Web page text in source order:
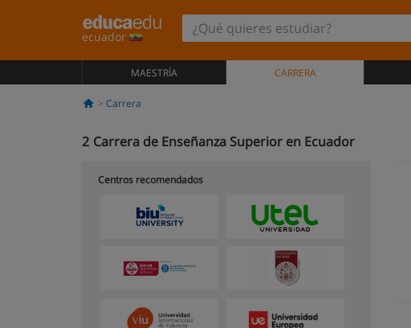
ecuador
MAESTRÍA CARRERA
Carrera
2 Carrera de Enseñanza Superior en Ecuador
Centros recomendados